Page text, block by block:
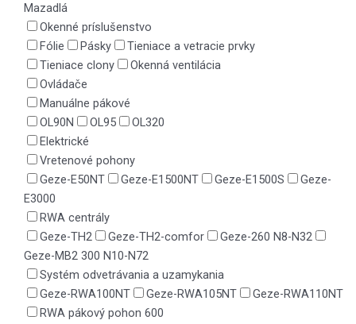
Mazadlá
Okenné príslušenstvo
Fólie
Pásky
Tieniace a vetracie prvky
Tieniace clony
Okenná ventilácia
Ovládače
Manuálne pákové
OL90N
OL95
OL320
Elektrické
Vretenové pohony
Geze-E50NT
Geze-E1500NT Geze-E1500S
Geze-
E3000
RWA centrály
Geze-TH2
Geze-TH2-comfor
Geze-260 N8-N32
Geze-MB2 300 N10-N72
Systém odvetrávania a uzamykania
Geze-RWA100NT
Geze-RWA105NT
Geze-RWA110NT
RWA pákový pohon 600